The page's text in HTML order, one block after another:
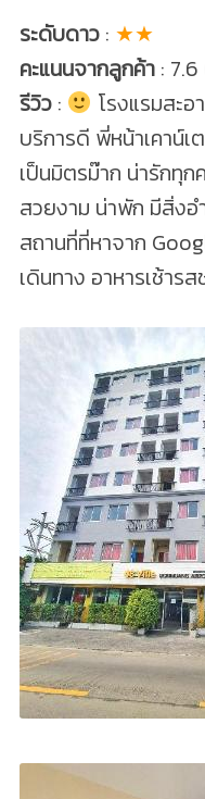
ระดับดาว: ★★
คะแนนจากลูกค้า: 7.6
รีวิว:
โรงแรมสะ
บริการดี พี่หน้าเคาน์
เป็นมิตรม๊าก น่ารักทุ
สวยงาม น่าพัก มีสิ่งอ
สถานที่ที่หาจาก
เดินทาง อาหารเช้าร